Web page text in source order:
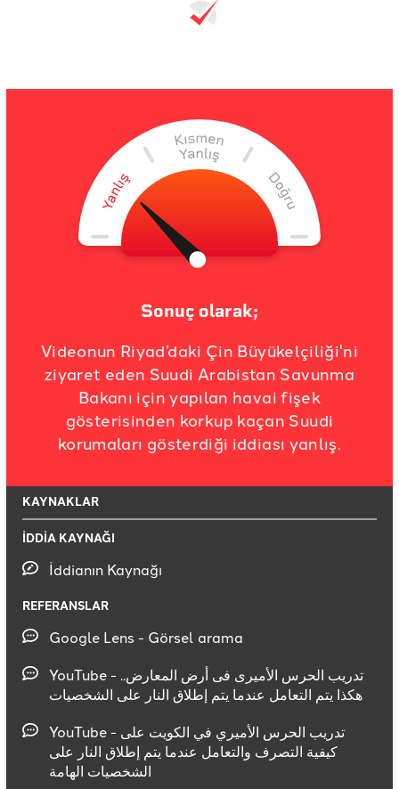
Sonuç olarak;
Videonun Riyad’daki Çin Büyükelçiliği'ni
ziyaret eden Suudi Arabistan Savunma
Bakanı için yapılan havai fişek
gösterisinden korkup kaçan Suudi
korumaları gösterdiği iddiası yanlış.
KAYNAKLAR
İDDİA KAYNAĞI
İddianın Kaynağı
REFERANSLAR
Google Lens - Görsel arama
YouTube - تدريب الحرس الأميرى فى أرض المعارض..
هكذا يتم التعامل عندما يتم إطلاق النار على الشخصيات
YouTube - تدريب الحرس الأميري في الكويت على
كيفية التصرف والتعامل عندما يتم إطلاق النار على
الشخصيات الهامة